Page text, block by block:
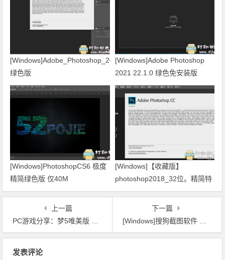
[Windows]Adobe_Photoshop_2020_v21.1.3.190_
绿色版
[Windows]Adobe Photoshop
2021 22.1.0 绿色免安装版
[Windows]PhotoshopCS6 极度
精简绿色版 仅40M
[Windows]【收藏版】
photoshop2018_32位。精简特
别版，可选增强组件。
上一篇
PC游戏分享：梦5唯美版 万物有灵
下一篇
[Windows]搜狗截图软件 绿色版，无任何广告
发表评论